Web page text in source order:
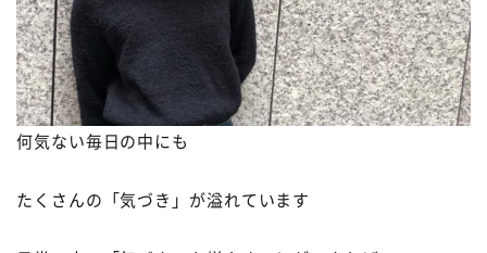
何気ない毎日の中にも
たくさんの「気づき」が溢れています